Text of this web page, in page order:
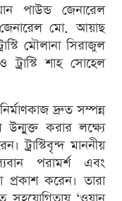
পাউন্ড জেনারেল
জেনারেল মো. আয়াছ
মৌলানা সিরাজুল
শাহ সোহেল
দ্রুত সম্পন্ন
উন্মুক্ত করার লক্ষ্যে
ট্রাস্টিবৃন্দ মাননীয়
পরামর্শ এবং
করেন। তারা